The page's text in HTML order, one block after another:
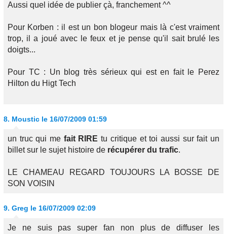
Aussi quel idée de publier çà, franchement ^^
Pour Korben : il est un bon blogeur mais là c'est vraiment
trop, il a joué avec le feux et je pense qu'il sait brulé les
doigts...
Pour TC : Un blog très sérieux qui est en fait le Perez
Hilton du Higt Tech
8. Moustic le 16/07/2009 01:59
un truc qui me fait RIRE tu critique et toi aussi sur fait un
billet sur le sujet histoire de récupérer du trafic.
LE CHAMEAU REGARD TOUJOURS LA BOSSE DE
SON VOISIN
9. Greg le 16/07/2009 02:09
Je ne suis pas super fan non plus de diffuser les